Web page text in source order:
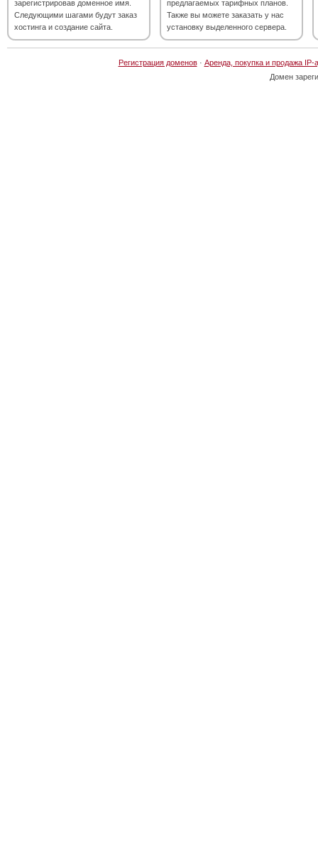
зарегистрировав доменное имя.
Следующими шагами будут заказ
хостинга и создание сайта.
предлагаемых тарифных планов.
Также вы можете заказать у нас
установку выделенного сервера.
Регистрация доменов· Аренда, покупка и продажа IP-
Домен